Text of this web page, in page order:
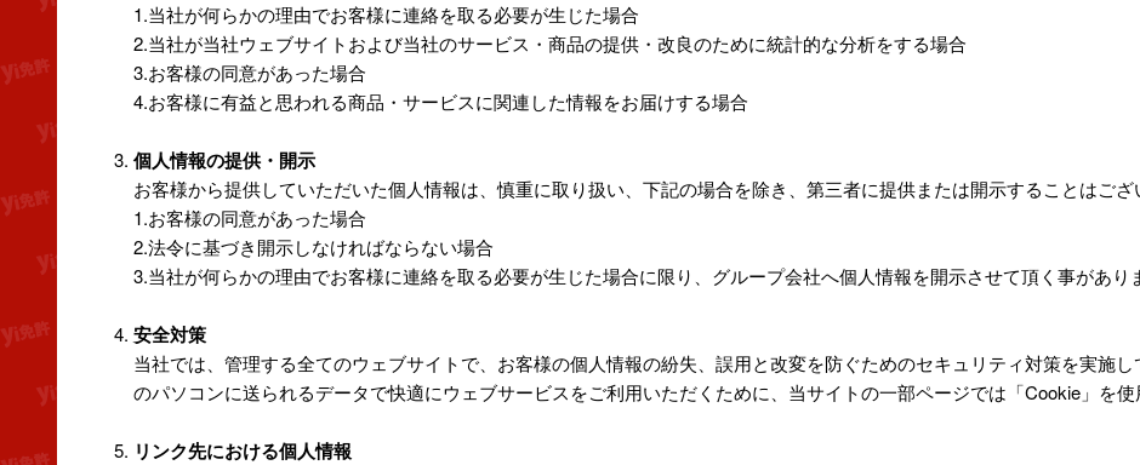
1.当社が何らかの理由でお客様に連絡を取る必要が生じた場合
2.当社が当社ウェブサイトおよび当社のサービス・商品の提供・改良のために統計的な分析をする場合
3.お客様の同意があった場合
4.お客様に有益と思われる商品・サービスに関連した情報をお届けする場合
個人情報の提供・開示
お客様から提供していただいた個人情報は、慎重に取り扱い、下記の場合を除き、第三者に提供または開示することはござ
1.お客様の同意があった場合
2.法令に基づき開示しなければならない場合
3.当社が何らかの理由でお客様に連絡を取る必要が生じた場合に限り、グループ会社へ個人情報を開示させて頂く事があり
安全対策
当社では、管理する全てのウェブサイトで、お客様の個人情報の紛失、誤用と改変を防ぐためのセキュリティ対策を実施
のパソコンに送られるデータで快適にウェブサービスをご利用いただくために、当サイトの一部ページでは「Cookie」を使
リンク先における個人情報